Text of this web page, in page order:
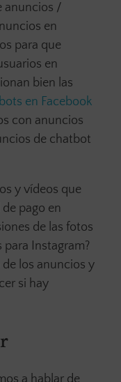
anuncios /
en
para que
en
bien las
en Facebook
con anuncios
de chatbot
y vídeos que
pago en
de las fotos
Instagram?
de los anuncios y
si hay
a hablar de